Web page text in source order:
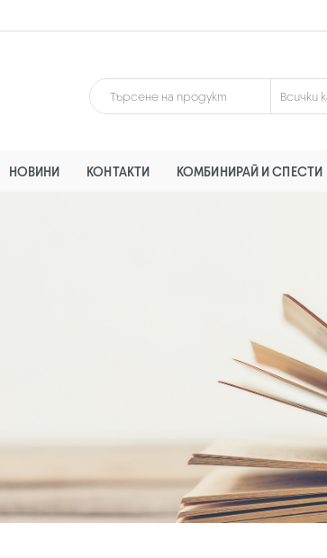
НОВИНИ КОНТАКТИ КОМБИНИРАЙ И СПЕСТИ